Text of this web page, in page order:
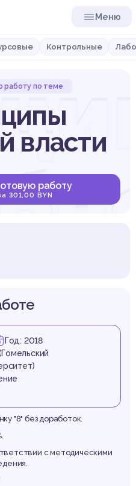
Меню
Контрольные
работу по теме
власти
работу
301,00 BYN
Год: 2018
"8" без доработок.
с методическими